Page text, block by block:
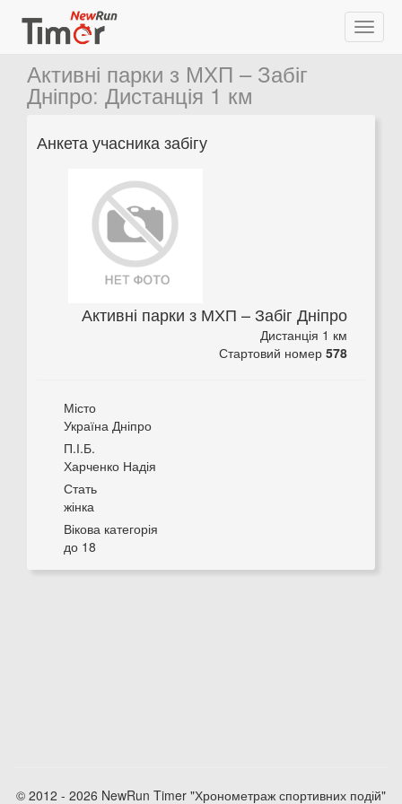
Активні парки з МХП – Забіг
Дніпро: Дистанція 1 км
Анкета учасника забігу
Активні парки з МХП – Забіг Дніпро
Дистанція 1 км
Стартовий номер 578
Місто
Україна Дніпро
П.І.Б.
Харченко Надія
Стать
жінка
Вікова категорія
до 18
© 2012 - 2026 NewRun Timer "Хронометраж спортивних подій"